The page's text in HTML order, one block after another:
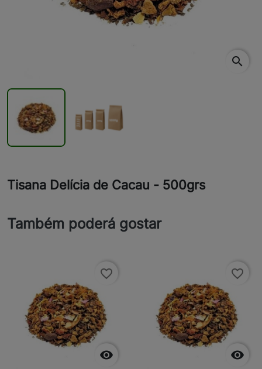
search
Tisana Delícia de Cacau - 500grs
Também poderá gostar

favorite_border

favorite_border